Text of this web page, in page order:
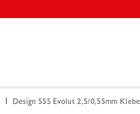
Design 555 Evolut 2,5/0,55mm Klebe